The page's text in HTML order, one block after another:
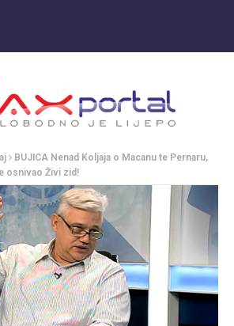
BUJICA Nenad Koljaja o Macanu te Pernaru,
osnivao Živi zid!